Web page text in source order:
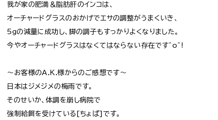
我が家の肥満＆脂肪肝のインコは、
オーチャードグラスのおかげでエサの調整がうまくいき、
5gの減量に成功し、脚の調子もすっかりよくなりました。
今やオーチャードグラスはなくてはならない存在です^o^!
～お客様のA.K.様からのご感想です～
日本はジメジメの梅雨です。
そのせいか、体調を崩し病院で
強制給餌を受けている[ちょぱ]です。